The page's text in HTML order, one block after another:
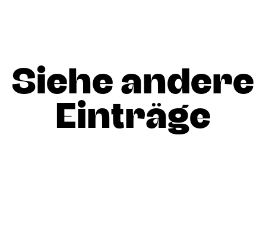
Siehe andere
Einträge